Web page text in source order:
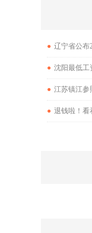
● 辽宁省公布
● 沈阳最低工
● 江苏镇江参
● 退钱啦！看